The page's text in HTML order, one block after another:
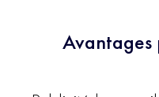
Avantages